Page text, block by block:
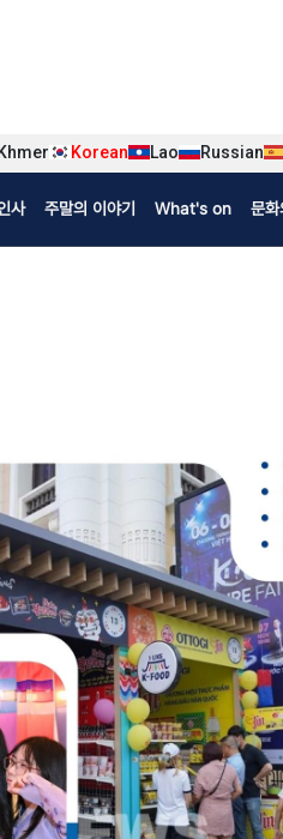
Korean Lao Russian
사 주말의 이야기 What's on 문화